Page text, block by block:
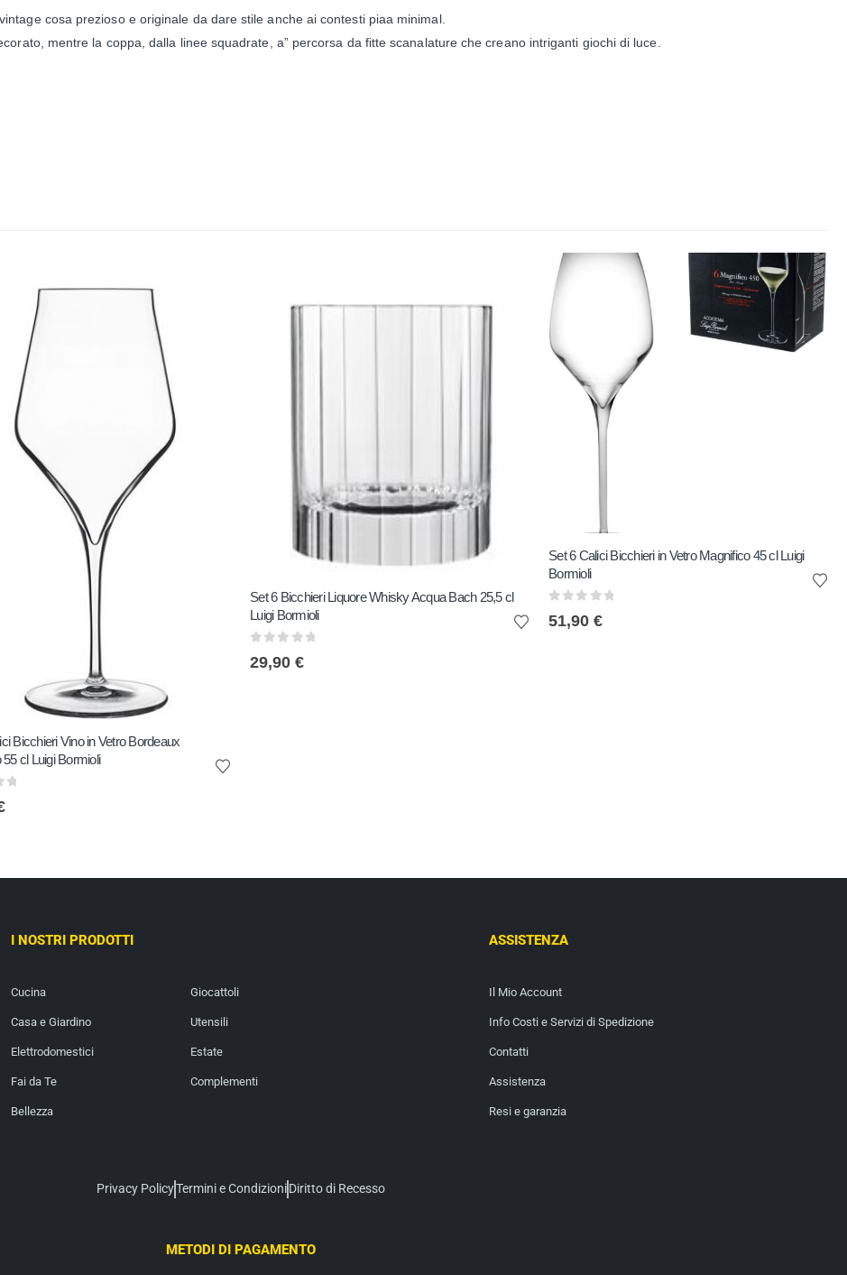
cosa prezioso e originale da dare stile anche ai contesti piaa minimal.
mentre la coppa, dalla linee squadrate, a” percorsa da fitte scanalature che creano intriganti giochi di luce.
Bicchieri Vino in Vetro Bordeaux
cl Luigi Bormioli
Set 6 Bicchieri Liquore Whisky Acqua Bach 25,5 cl
Luigi Bormioli
29,90 €
Set 6 Calici Bicchieri in Vetro Magnifico 45 cl Luigi
Bormioli
51,90 €
I NOSTRI PRODOTTI
Cucina
Casa e Giardino
Elettrodomestici
Fai da Te
Bellezza
Giocattoli
Utensili
Estate
Complementi
ASSISTENZA
Il Mio Account
Info Costi e Servizi di Spedizione
Contatti
Assistenza
Resi e garanzia
Privacy PolicyTermini e CondizioniDiritto di Recesso
METODI DI PAGAMENTO